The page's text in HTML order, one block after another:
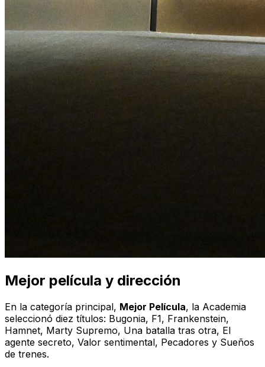
Mejor película y dirección
En la categoría principal, Mejor Película, la Academia
seleccionó diez títulos: Bugonia, F1, Frankenstein,
Hamnet, Marty Supremo, Una batalla tras otra, El
agente secreto, Valor sentimental, Pecadores y Sueños
de trenes.